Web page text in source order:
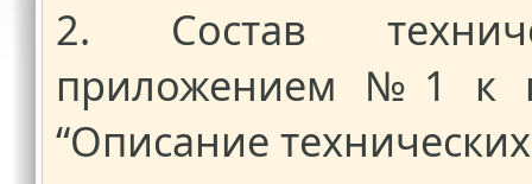
2. Состав
приложением №1 к
“Описание